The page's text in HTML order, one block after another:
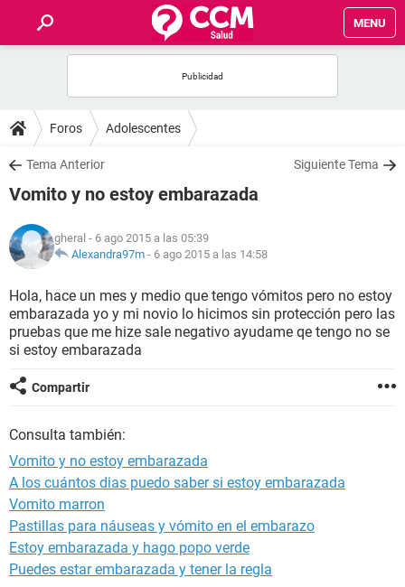
MENU
FOROS
SALUD
NUTRICIÓN
BIENESTAR
SEXUALIDAD
GLOSARIO
Foros Adolescentes
Tema Anterior Siguiente Tema
Vomito y no estoy embarazada
gheral - 6 ago 2015 a las 05:39
Alexandra97m - 6 ago 2015 a las 14:58
Hola, hace un mes y medio que tengo vómitos pero no estoy
embarazada yo y mi novio lo hicimos sin protección pero las
pruebas que me hize sale negativo ayudame qe tengo no se
si estoy embarazada
Compartir
Consulta también:
Vomito y no estoy embarazada
A los cuántos dias puedo saber si estoy embarazada
Vomito marron
Pastillas para náuseas y vómito en el embarazo
Estoy embarazada y hago popo verde
Puedes estar embarazada y tener la regla